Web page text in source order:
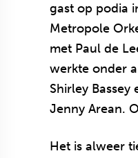
gast op podia
Metropole
met Paul de
werkte onder
Shirley
Jenny Arean.
Het is alweer